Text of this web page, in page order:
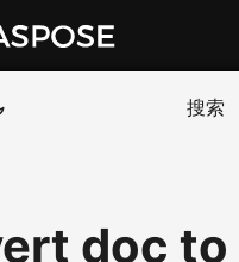
搜索
doc